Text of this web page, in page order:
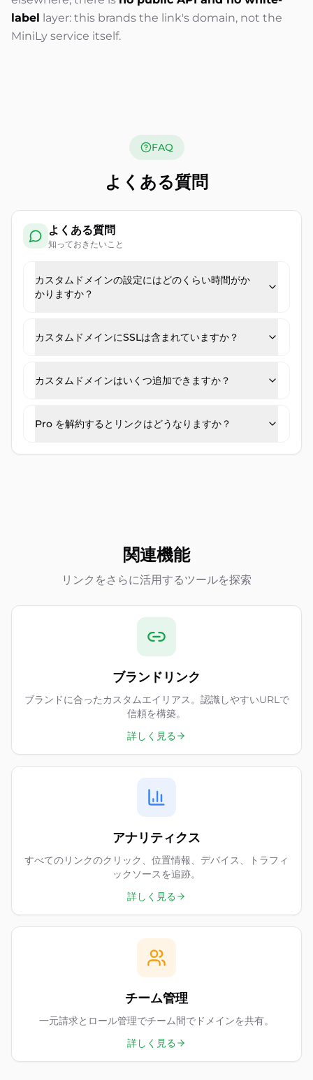
label layer: this brands the link's domain, not the
MiniLy service itself.
FAQ
よくある質問
よくある質問
知っておきたいこと
カスタムドメインの設定にはどのくらい時間がか
かりますか？
カスタムドメインにSSLは含まれていますか？
カスタムドメインはいくつ追加できますか？
Pro を解約するとリンクはどうなりますか？
関連機能
リンクをさらに活用するツールを探索
ブランドリンク
ブランドに合ったカスタムエイリアス。認識しやすいURLで
信頼を構築。
詳しく見る
アナリティクス
すべてのリンクのクリック、位置情報、デバイス、トラフィ
ックソースを追跡。
詳しく見る
チーム管理
一元請求とロール管理でチーム間でドメインを共有。
詳しく見る